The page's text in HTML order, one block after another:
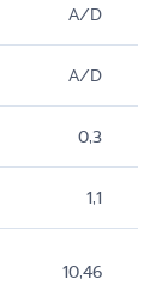
A/D
A/D
0,3
1,1
10,46